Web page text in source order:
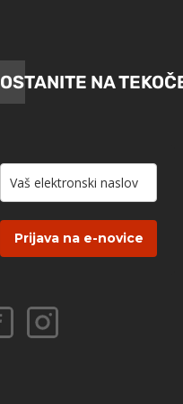
OSTANITE NA
Prijava na e-novice